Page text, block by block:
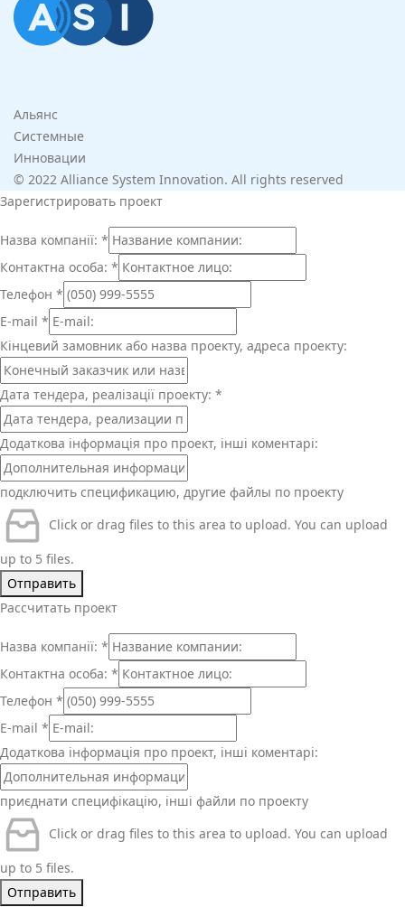
Альянс
Системные
Инновации
© 2022 Alliance System Innovation. All rights reserved
Зарегистрировать проект
Назва компанії: *
Контактна особа: *
Телефон *
E-mail *
Кінцевий замовник або назва проекту, адреса проекту:
Дата тендера, реалізації проекту: *
Додаткова інформація про проект, інші коментарі:
подключить спецификацию, другие файлы по проекту
Click or drag files to this area to upload. You can upload
up to 5 files.
Отправить
Рассчитать проект
Назва компанії: *
Контактна особа: *
Телефон *
E-mail *
Додаткова інформація про проект, інші коментарі:
приєднати специфікацію, інші файли по проекту
Click or drag files to this area to upload. You can upload
up to 5 files.
Отправить